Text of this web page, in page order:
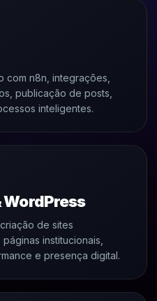
com n8n, integrações,
publicação de posts,
inteligentes.
WordPress
de sites
institucionais,
e presença digital.